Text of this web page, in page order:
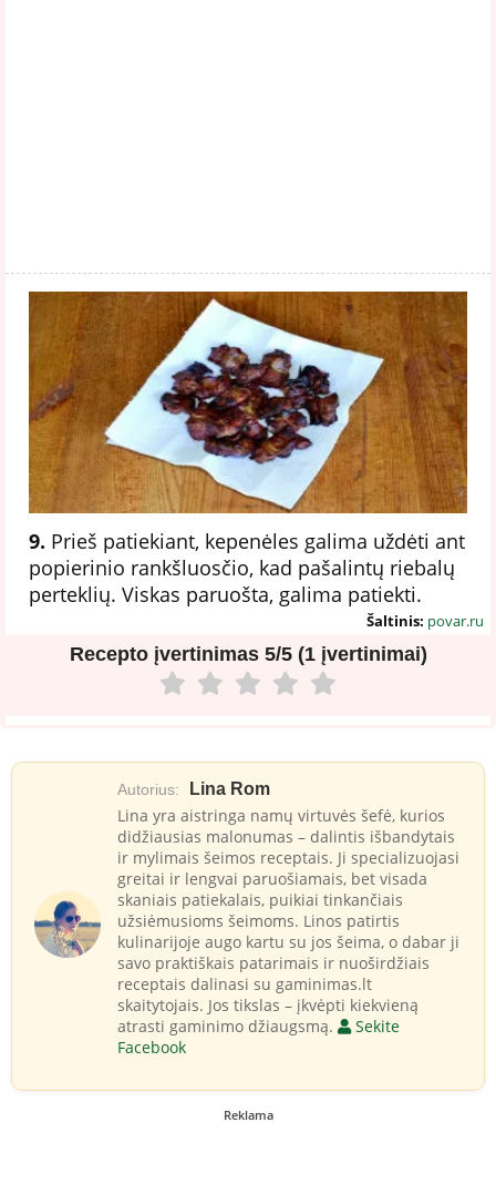
9. Prieš patiekiant, kepenėles galima uždėti ant
popierinio rankšluosčio, kad pašalintų riebalų
perteklių. Viskas paruošta, galima patiekti.
Šaltinis: povar.ru
Recepto įvertinimas 5/5 (1 įvertinimai)
Autorius: Lina Rom
Lina yra aistringa namų virtuvės šefė, kurios
didžiausias malonumas – dalintis išbandytais
ir mylimais šeimos receptais. Ji specializuojasi
greitai ir lengvai paruošiamais, bet visada
skaniais patiekalais, puikiai tinkančiais
užsiėmusioms šeimoms. Linos patirtis
kulinarijoje augo kartu su jos šeima, o dabar ji
savo praktiškais patarimais ir nuoširdžiais
receptais dalinasi su gaminimas.lt
skaitytojais. Jos tikslas – įkvėpti kiekvieną
atrasti gaminimo džiaugsmą.
Sekite
Facebook
Reklama